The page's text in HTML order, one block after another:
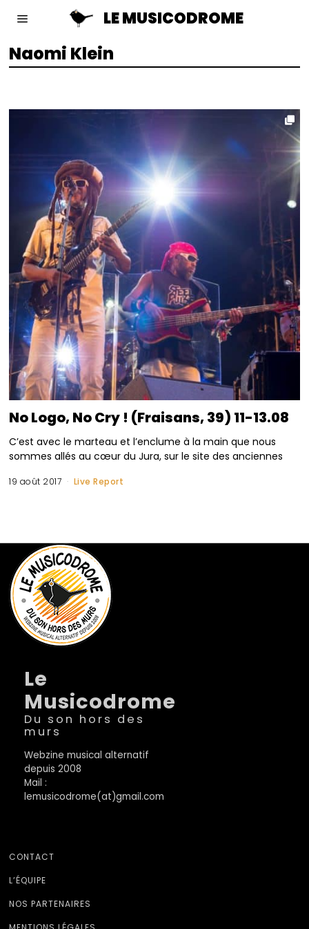
LE MUSICODROME
Naomi Klein
No Logo, No Cry ! (Fraisans, 39) 11-13.08
C’est avec le marteau et l’enclume à la main que nous
sommes allés au cœur du Jura, sur le site des anciennes
19 août 2017 Live Report
Le
Musicodrome
Du son hors des
murs
Webzine musical alternatif
depuis 2008
Mail :
lemusicodrome(at)gmail.com
CONTACT
L’ÉQUIPE
NOS PARTENAIRES